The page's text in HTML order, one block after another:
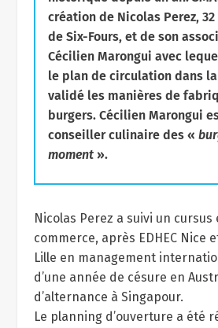
création de Nicolas Perez,
de Six-Fours, et de son
Cécilien Marongui avec
le plan de circulation dans
validé les manières de
burgers. Cécilien Marongui
conseiller culinaire des «
moment».
Nicolas Perez a suivi un cursus
commerce, après EDHEC Nice
Lille en management
d’une année de césure en
d’alternance à Singapour.
Le planning d’ouverture a été